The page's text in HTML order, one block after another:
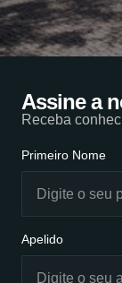
Assine a
Receba
Primeiro Nome
Apelido